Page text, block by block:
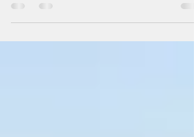
travers du cycle de la Lune. Il a toujours eu
implica